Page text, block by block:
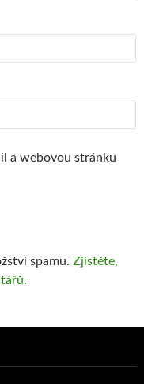
a webovou stránku
spamu. Zjistěte,